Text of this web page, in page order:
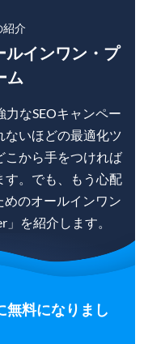
紹介
ルインワン・プ
ム
なSEOキャンペー
ないほどの最適化ツ
こから手をつければ
す。でも、もう心配
めのオールインワン
を紹介します。
無料になりまし